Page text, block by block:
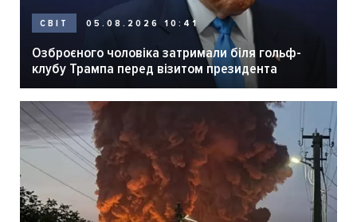
СВІТ 05.08.2026 10:41
Озброєного чоловіка затримали біля гольф-
клубу Трампа перед візитом президента